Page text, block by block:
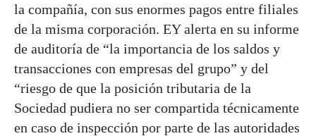
la compañía, con sus enormes pagos entre filiales
de la misma corporación. EY alerta en su informe
de auditoría de “la importancia de los saldos y
transacciones con empresas del grupo” y del
“riesgo de que la posición tributaria de la
Sociedad pudiera no ser compartida técnicamente
en caso de inspección por parte de las autoridades